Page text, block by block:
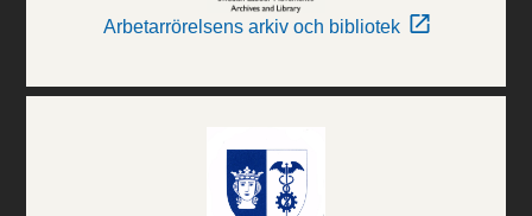
Arbetarrörelsens arkiv och bibliotek